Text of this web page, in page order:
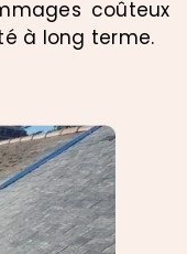
coûteux
à long terme.